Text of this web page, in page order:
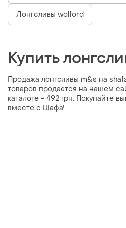
Лонгсливы wolford
Купить
Продажа лонгсливы m&s на
товаров продается на нашем
каталоге - 492 грн. Покупайте
вместе с Шафа!